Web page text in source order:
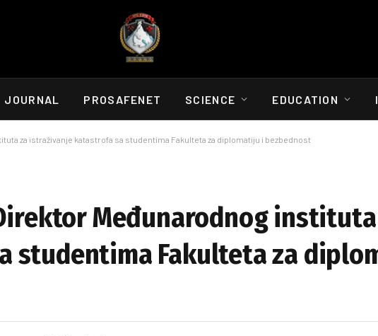
JOURNAL PROSAFENET SCIENCE EDUCATION
za istraživanje katastrofa sa studentima Fakulteta za diplomatiju i bezbednost
Međunarodnog
studentima Fakulteta za